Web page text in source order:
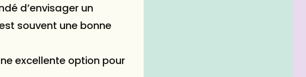
d’envisager un
souvent une bonne
excellente option pour